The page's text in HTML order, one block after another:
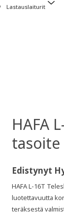
Lastauslaiturit
HAFA
tasoite
Edistynyt
HAFA L-16T
luotettavuutta
teräksestä